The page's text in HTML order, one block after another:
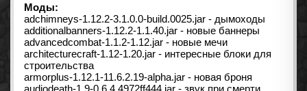
Моды:
adchimneys-1.12.2-3.1.0.0-build.0025.jar - дымоходы
additionalbanners-1.12.2-1.1.40.jar - новые баннеры
advancedcombat-1.1.2-1.12.jar - новые мечи
architecturecraft-1.12-1.20.jar - интересные блоки для
строительства
armorplus-1.12.1-11.6.2.19-alpha.jar - новая броня
audiodeath-1.9-0.6.4.4972ff444.jar - звук при смерти